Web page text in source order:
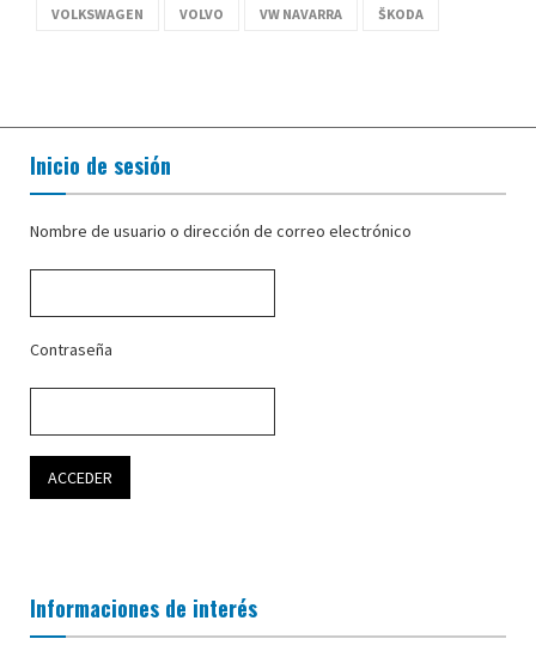
VOLKSWAGEN VOLVO VW NAVARRA ŠKODA
Inicio de sesión
Nombre de usuario o dirección de correo electrónico
Contraseña
Informaciones de interés